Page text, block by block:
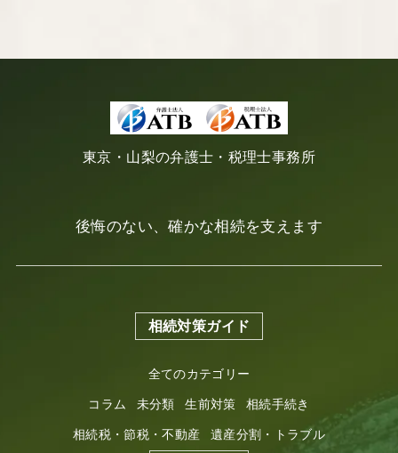
東京・山梨の弁護士・税理士事務所
後悔のない、確かな相続を支えます
相続対策ガイド
全てのカテゴリー
コラム
未分類 生前対策
相続手続き
相続税・節税・不動産
遺産分割・トラブル